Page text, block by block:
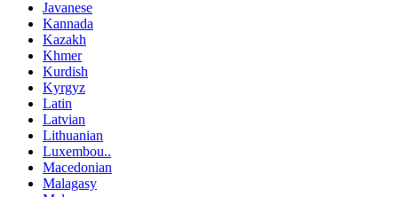
Javanese
Kannada
Kazakh
Khmer
Kurdish
Kyrgyz
Latin
Latvian
Lithuanian
Luxembou..
Macedonian
Malagasy